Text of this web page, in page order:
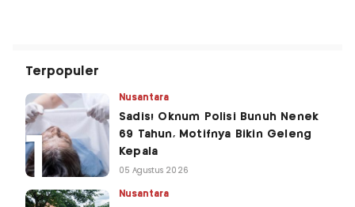
Terpopuler
Nusantara
Sadis! Oknum Polisi Bunuh Nenek
69 Tahun, Motifnya Bikin Geleng
Kepala
05 Agustus 2026
Nusantara